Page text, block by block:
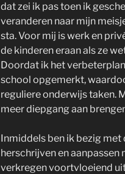
dat zei ik pas toen ik
veranderen naar mijn
sta. Voor mij is werk en
de kinderen eraan als ze
Doordat ik het
school opgemerkt,
reguliere onderwijs taken.
meer diepgang aan
Inmiddels ben ik bezig
herschrijven en aanpassen
verkregen voortvloeiend